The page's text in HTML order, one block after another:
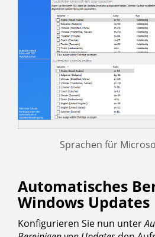
Sprachen für
Automatisches
Windows Updates
Konfigurieren Sie nun unter